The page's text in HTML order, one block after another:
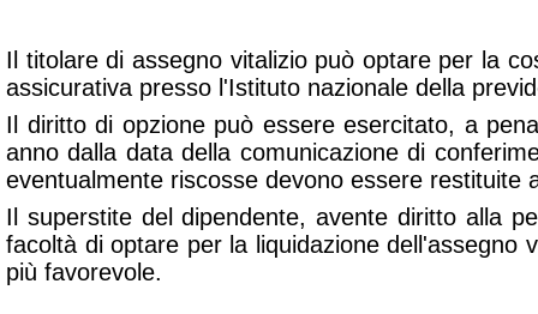
Il titolare di assegno vitalizio può optare per la
assicurativa presso l'Istituto nazionale della
Il diritto di opzione può essere esercitato, a
anno dalla data della comunicazione di
eventualmente riscosse devono essere restituite
Il superstite del dipendente, avente diritto alla
facoltà di optare per la liquidazione dell'assegno
più favorevole.